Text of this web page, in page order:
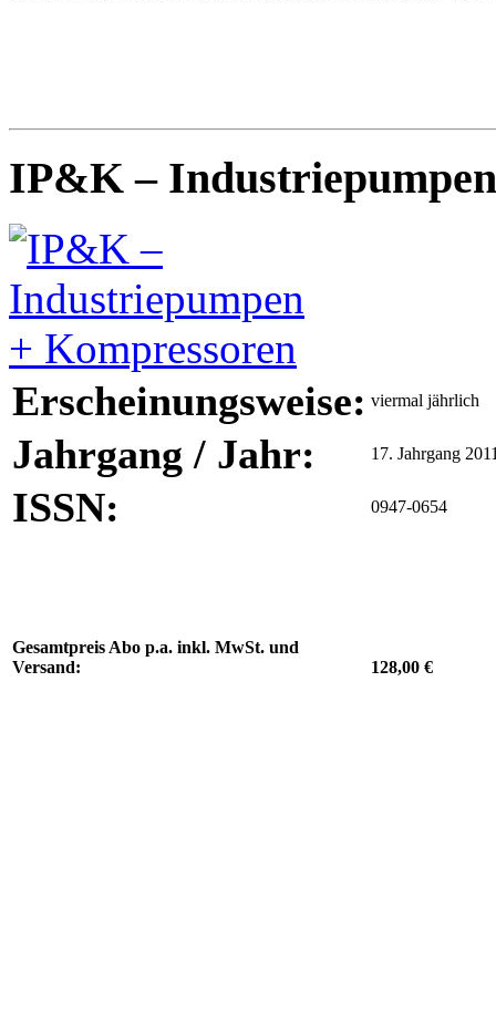
IP&K –
Erscheinungsweise: viermal jährlich
Jahrgang / Jahr: 17. Jahrgang
ISSN: 0947-0654
Gesamtpreis Abo p.a. inkl. MwSt. und
Versand:
128,00 €